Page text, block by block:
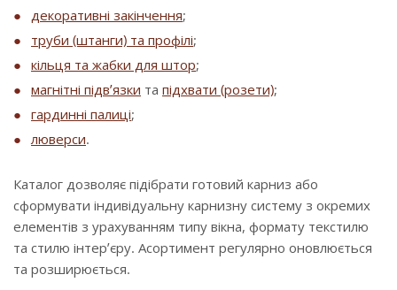
декоративні закінчення;
труби (штанги) та профілі;
кільця та жабки для штор;
магнітні підв’язки та підхвати (розети);
гардинні палиці;
люверси.
Каталог дозволяє підібрати готовий карниз або
сформувати індивідуальну карнизну систему з окремих
елементів з урахуванням типу вікна, формату текстилю
та стилю інтер’єру. Асортимент регулярно оновлюється
та розширюється.